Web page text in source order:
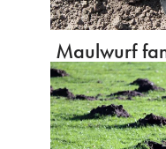
Maulwurf